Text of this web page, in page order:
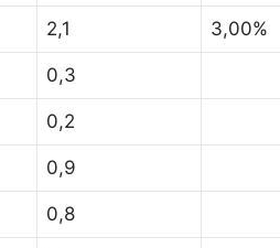
2,1 3,00%
0,3
0,2
0,9
0,8